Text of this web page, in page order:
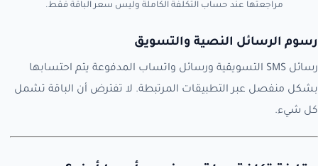
مراجعتها عند حساب التكلفة الكاملة وليس سعر الباقة فقط.
رسوم الرسائل النصية والتسويق
رسائل SMS التسويقية ورسائل واتساب المدفوعة يتم احتسابها
بشكل منفصل عبر التطبيقات المرتبطة. لا تفترض أن الباقة تشمل
كل شيء.